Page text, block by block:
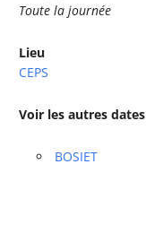
Toute la journée
Lieu
CEPS
Voir les autres dates
BOSIET